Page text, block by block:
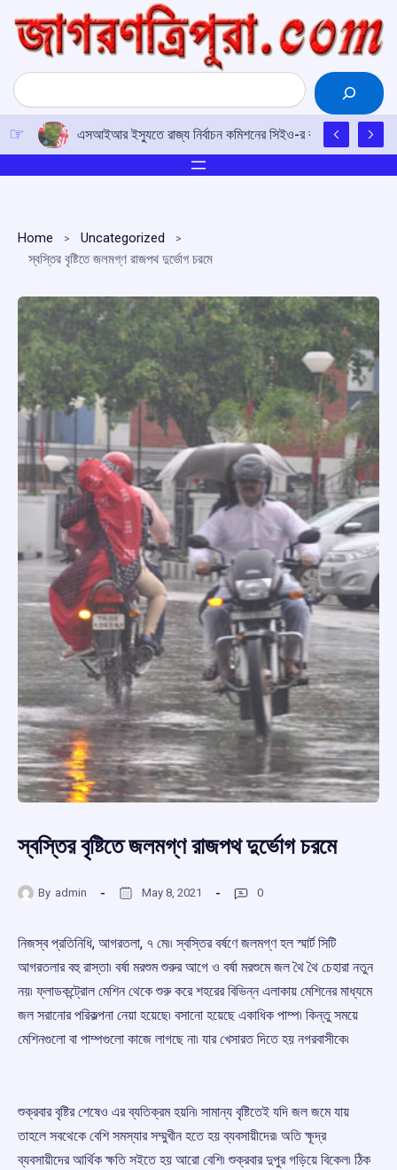
content
Search
এসআইআর ইস্যুতে রাজ্য নির্বাচন কমিশনের সিইও-র কাছে
Home
Uncategorized
স্বস্তির বৃষ্টিতে জলমগ্ণ রাজপথ দুর্ভোগ চরমে
স্বস্তির বৃষ্টিতে জলমগ্ণ রাজপথ দুর্ভোগ চরমে
By admin May 8, 2021 0
নিজস্ব প্রতিনিধি, আগরতলা, ৭ মে৷৷ স্বস্তির বর্ষণে জলমগ্ণ হল স্মার্ট সিটি
আগরতলার বহু রাস্তা৷ বর্ষা মরশুম শুরুর আগে ও বর্ষা মরশুমে জল থৈ থৈ চেহারা নতুন
নয়৷ ফ্লাডকন্ট্রোল মেশিন থেকে শুরু করে শহরের বিভিন্ন এলাকায় মেশিনের মাধ্যমে
জল সরানোর পরিকল্পনা নেয়া হয়েছে৷ বসানো হয়েছে একাধিক পাম্প৷ কিন্তু সময়ে
মেশিনগুলো বা পাম্পগুলো কাজে লাগছে না৷ যার খেসারত দিতে হয় নগরবাসীকে৷
শুক্রবার বৃষ্টির শেষেও এর ব্যতিক্রম হয়নি৷ সামান্য বৃষ্টিতেই যদি জল জমে যায়
তাহলে সবথেকে বেশি সমস্যার সম্মুখীন হতে হয় ব্যবসায়ীদের৷ অতি ক্ষূদ্র
ব্যবসায়ীদের আর্থিক ক্ষতি সইতে হয় আরো বেশি৷ শুক্রবার দুপুর গড়িয়ে বিকেল৷ ঠিক